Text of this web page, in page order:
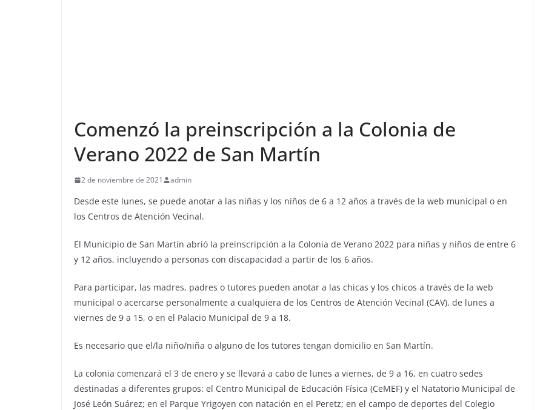
Comenzó la preinscripción a la Colonia de
Verano 2022 de San Martín
2 de noviembre de 2021 admin
Desde este lunes, se puede anotar a las niñas y los niños de 6 a 12 años a través de la web municipal o en
los Centros de Atención Vecinal.
El Municipio de San Martín abrió la preinscripción a la Colonia de Verano 2022 para niñas y niños de entre 6
y 12 años, incluyendo a personas con discapacidad a partir de los 6 años.
Para participar, las madres, padres o tutores pueden anotar a las chicas y los chicos a través de la web
municipal o acercarse personalmente a cualquiera de los Centros de Atención Vecinal (CAV), de lunes a
viernes de 9 a 15, o en el Palacio Municipal de 9 a 18.
Es necesario que el/la niño/niña o alguno de los tutores tengan domicilio en San Martín.
La colonia comenzará el 3 de enero y se llevará a cabo de lunes a viernes, de 9 a 16, en cuatro sedes
destinadas a diferentes grupos: el Centro Municipal de Educación Física (CeMEF) y el Natatorio Municipal de
José León Suárez; en el Parque Yrigoyen con natación en el Peretz; en el campo de deportes del Colegio